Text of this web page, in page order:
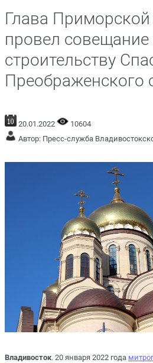
Глава
провел совещание
строительству
Преображенского
20.01.2022
10604
Автор: Пресс-служба
Владивосток. 20 января 2022 года